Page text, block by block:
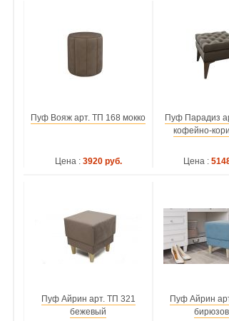
Пуф Вояж арт. ТП 168 мокко
Цена : 3920 руб.
Пуф Парадиз
кофейно-
Цена :
Пуф Айрин арт. ТП 321
бежевый
Пуф Айрин